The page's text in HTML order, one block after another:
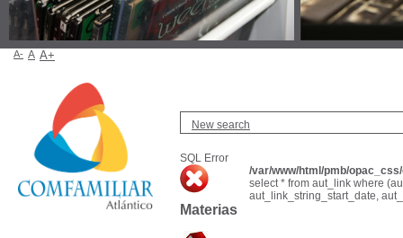
New search
SQL Error
/var/www/html/pmb/
select * from aut_link where
aut_link_string_start_date,
Materias
A- A A+